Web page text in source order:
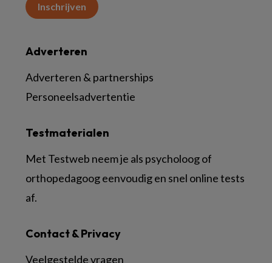
Inschrijven
Contact & Privacy
Veelgestelde vragen
Testmaterialen
Met Testweb neem je als psycholoog of
orthopedagoog eenvoudig en snel online tests
af.
Adverteren
Adverteren & partnerships
Personeelsadvertentie